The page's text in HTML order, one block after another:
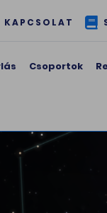
KAPCSOLAT
Csoportok